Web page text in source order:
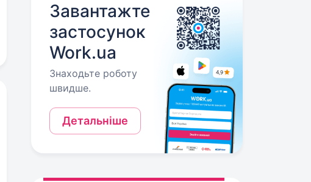
Завантажте
застосунок
Work.ua
Знаходьте роботу
швидше.
Детальніше